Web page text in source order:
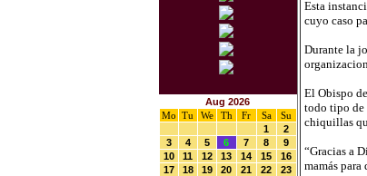
Aug 2026
Mo Tu We Th Fr Sa
Su
1
2
3
4 5 6 7 8
9
10
11 12 13 14 15
16
17
18 19 20 21 22
23
Esta
cuyo caso
Durante la
El Obispo
todo tipo de
chiquillas
“Gracias a
mamás